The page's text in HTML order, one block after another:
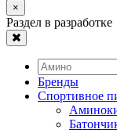
×
Раздел в разработке
Бренды
Спортивное